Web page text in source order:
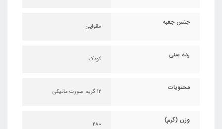
جنس جعبه مقوایی
رده سنی کودک
محتویات 12 گریم صورت ماتیکی
وزن (گرم) 280